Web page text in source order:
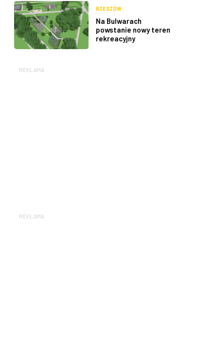
RZESZÓW
Na Bulwarach
powstanie nowy teren
rekreacyjny
REKLAMA
REKLAMA